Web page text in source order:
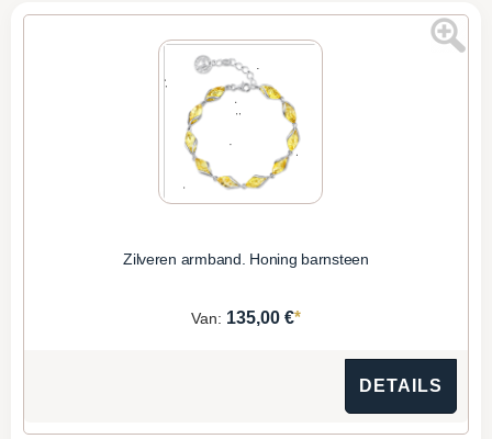
Zilveren armband. Honing barnsteen
Van: 135,00 €*
DETAILS